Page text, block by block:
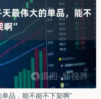
品，能不能不下架啊”